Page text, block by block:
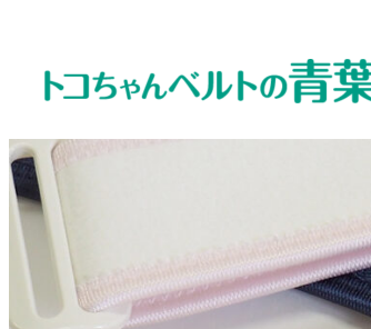
キ
ッ
プ